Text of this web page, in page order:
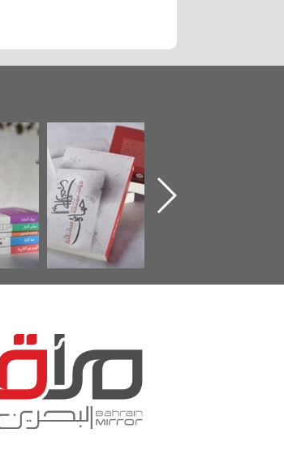
تصنيف موضوعي
للوثائق البريطانية
يقدمه «مركز أوال»
في سلسلة من 5
كتب
"مرآة